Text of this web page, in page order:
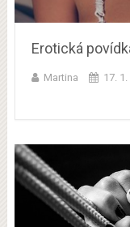
Erotická
Martina 17.